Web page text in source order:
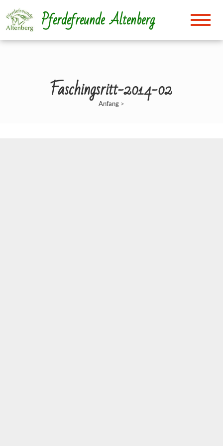
zum
Inhalt
Pferdefreunde Altenberg
Faschingsritt-2014-02
Anfang >